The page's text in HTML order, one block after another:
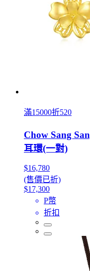
滿15000折520
Chow Sang
耳環(一對)
$16,780
(售價已折)
$17,300
P幣
折扣